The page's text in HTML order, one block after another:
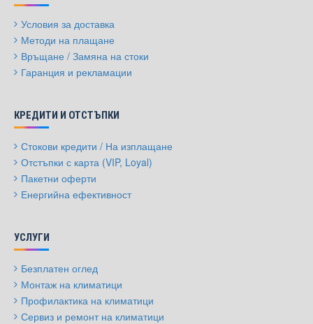
Условия за доставка
Методи на плащане
Връщане / Замяна на стоки
Гаранция и рекламации
КРЕДИТИ И ОТСТЪПКИ
Стокови кредити / На изплащане
Отстъпки с карта (VIP, Loyal)
Пакетни оферти
Енергийна ефективност
УСЛУГИ
Безплатен оглед
Монтаж на климатици
Профилактика на климатици
Сервиз и ремонт на климатици